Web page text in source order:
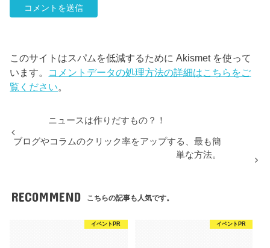
このサイトはスパムを低減するために Akismet を使って
います。 コメントデータの処理方法の詳細はこちらをご
覧ください。
ニュースは作りだすもの？！
ブログやコラムのクリック率をアップする、最も簡
単な方法。
RECOMMEND こちらの記事も人気です。
イベントPR イベントPR